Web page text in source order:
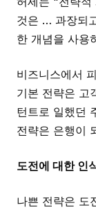
것은 … 과장되
한 개념을 사용
비즈니스에서
기본 전략은 고
턴트로 일했던
전략은 은행이
도전에 대한 인
나쁜 전략은 도